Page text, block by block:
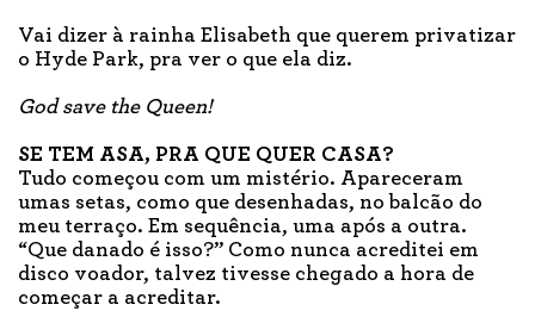
Vai dizer à rainha Elisabeth que querem privatizar
o Hyde Park, pra ver o que ela diz.
God save the Queen!
SE TEM ASA, PRA QUE QUER CASA?
Tudo começou com um mistério. Apareceram
umas setas, como que desenhadas, no balcão do
meu terraço. Em sequência, uma após a outra.
“Que danado é isso?” Como nunca acreditei em
disco voador, talvez tivesse chegado a hora de
começar a acreditar.